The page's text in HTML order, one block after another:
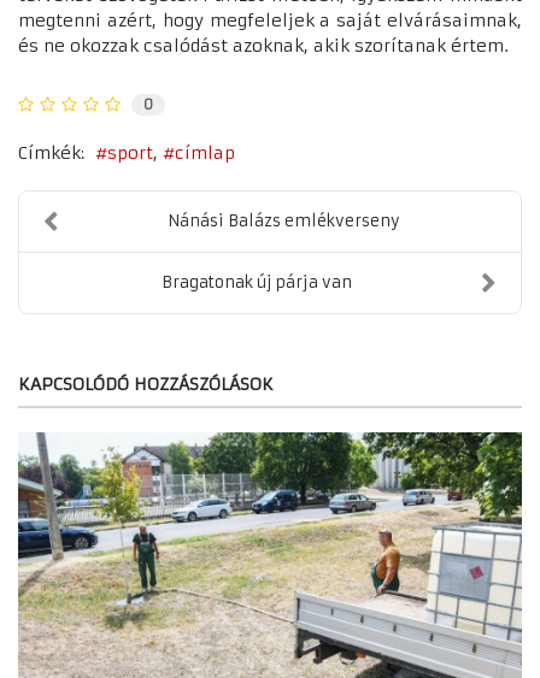
megtenni azért, hogy megfeleljek a saját elvárásaimnak,
és ne okozzak csalódást azoknak, akik szorítanak értem.
0
Címkék: sport címlap
Nánási Balázs emlékverseny
Bragatonak új párja van
KAPCSOLÓDÓ HOZZÁSZÓLÁSOK